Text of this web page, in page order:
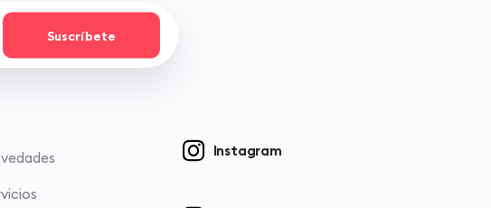
Suscríbete
Instagram